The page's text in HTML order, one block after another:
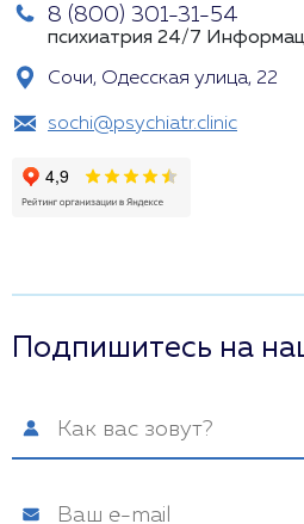
8 (800) 301-31-54
психиатрия 24/7
Сочи, Одесская улица, 22
sochi@psychiatr.clinic
Подпишитесь на